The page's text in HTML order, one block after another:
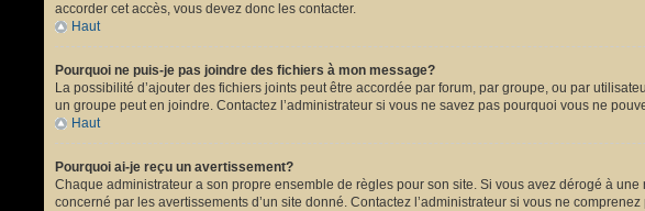
accorder cet accès, vous devez donc les contacter.
Haut
Pourquoi ne puis-je pas joindre des fichiers à mon message?
La possibilité d’ajouter des fichiers joints peut être accordée par forum, par groupe, ou par
un groupe peut en joindre. Contactez l’administrateur si vous ne savez pas pourquoi vous ne
Haut
Pourquoi ai-je reçu un avertissement?
Chaque administrateur a son propre ensemble de règles pour son site. Si vous avez dérogé à
concerné par les avertissements d’un site donné. Contactez l’administrateur si vous ne